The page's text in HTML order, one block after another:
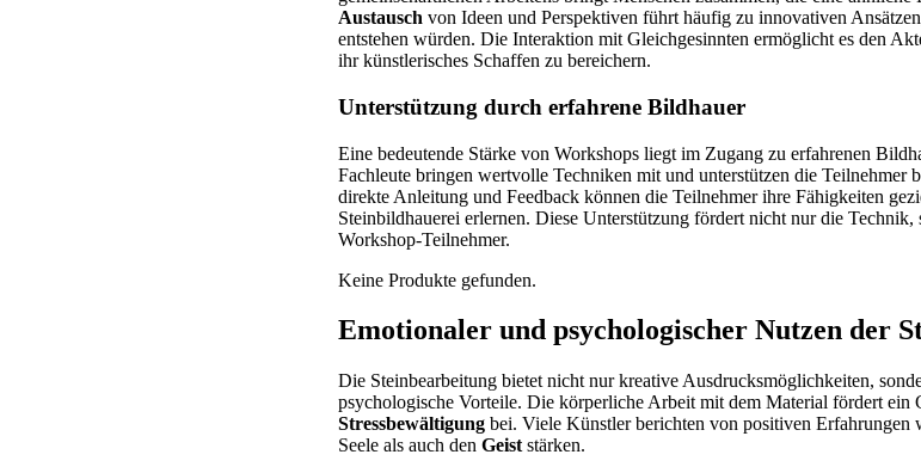
Austausch von Ideen und Perspektiven führt häufig zu innovativen
entstehen würden. Die Interaktion mit Gleichgesinnten ermöglicht es den
ihr künstlerisches Schaffen zu bereichern.
Unterstützung durch erfahrene Bildhauer
Eine bedeutende Stärke von Workshops liegt im Zugang zu erfahrenen
Fachleute bringen wertvolle Techniken mit und unterstützen die
direkte Anleitung und Feedback können die Teilnehmer ihre Fähigkeiten
Steinbildhauerei erlernen. Diese Unterstützung fördert nicht nur die Technik,
Workshop-Teilnehmer.
Keine Produkte gefunden.
Emotionaler und psychologischer Nutzen der
Die Steinbearbeitung bietet nicht nur kreative Ausdrucksmöglichkeiten,
psychologische Vorteile. Die körperliche Arbeit mit dem Material fördert ein
Stressbewältigung bei. Viele Künstler berichten von positiven Erfahrungen
Seele als auch den Geist stärken.